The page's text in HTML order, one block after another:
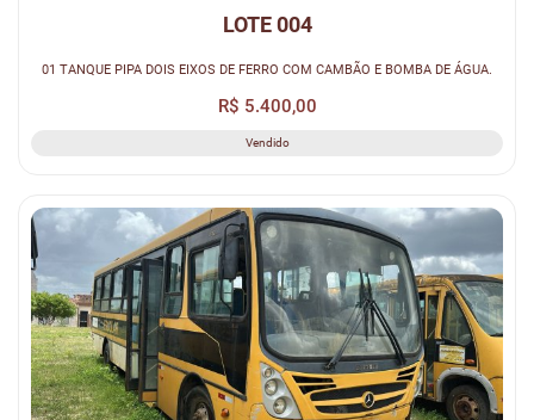
LOTE 004
01 TANQUE PIPA DOIS EIXOS DE FERRO COM CAMBÃO E BOMBA DE ÁGUA.
R$ 5.400,00
Vendido